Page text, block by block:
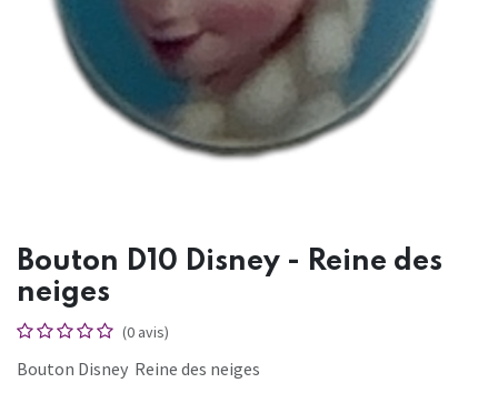
Bouton D10 Disney - Reine des
neiges
(0 avis)
Bouton Disney Reine des neiges